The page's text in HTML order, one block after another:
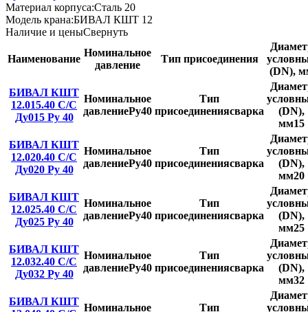
Материал корпуса:Сталь 20
Модель крана:БИВАЛ КШТ 12
Наличие и ценыСвернуть
Наименование
Номинальное
давление
Тип присоединения
(DN),
БИВАЛ КШТ
12.015.40 С/С
Ду015 Ру 40
Номинальное
давлениеРу40
Тип
присоединениясварка
(DN),
мм15
БИВАЛ КШТ
12.020.40 С/С
Ду020 Ру 40
Номинальное
давлениеРу40
Тип
присоединениясварка
(DN),
мм20
БИВАЛ КШТ
12.025.40 С/С
Ду025 Ру 40
Номинальное
давлениеРу40
Тип
присоединениясварка
(DN),
мм25
БИВАЛ КШТ
12.032.40 С/С
Ду032 Ру 40
Номинальное
давлениеРу40
Тип
присоединениясварка
(DN),
мм32
БИВАЛ КШТ
Номинальное
Тип